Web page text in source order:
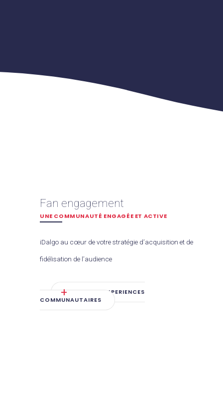
Fan engagement
UNE COMMUNAUTÉ ENGAGÉE ET ACTIVE
iDalgo au cœur de votre stratégie d’acquisition et de
fidélisation de l’audience
VOIR LES EXPERIENCES
COMMUNAUTAIRES